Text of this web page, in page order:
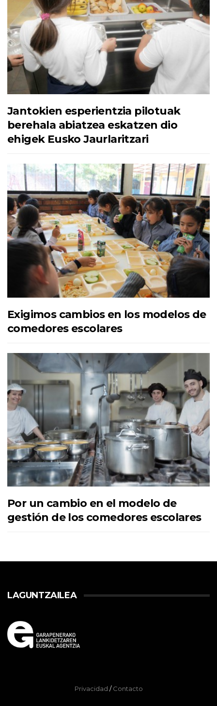
Jantokien esperientzia pilotuak
berehala abiatzea eskatzen dio
ehigek Eusko Jaurlaritzari
Exigimos cambios en los modelos de
comedores escolares
Por un cambio en el modelo de
gestión de los comedores escolares
LAGUNTZAILEA
Privacidad /Contacto